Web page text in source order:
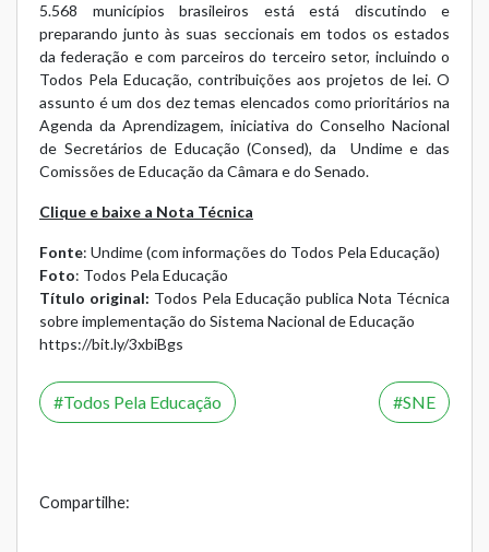
5.568 municípios brasileiros está está discutindo e
preparando junto às suas seccionais em todos os estados
da federação e com parceiros do terceiro setor, incluindo o
Todos Pela Educação, contribuições aos projetos de lei. O
assunto é um dos dez temas elencados como prioritários na
Agenda da Aprendizagem, iniciativa do Conselho Nacional
de Secretários de Educação (Consed), da Undime e das
Comissões de Educação da Câmara e do Senado.
Clique e baixe a Nota Técnica
Fonte: Undime (com informações do Todos Pela Educação)
Foto: Todos Pela Educação
Título original: Todos Pela Educação publica Nota Técnica
sobre implementação do Sistema Nacional de Educação
https://bit.ly/3xbiBgs
Todos Pela Educação SNE
Compartilhe: